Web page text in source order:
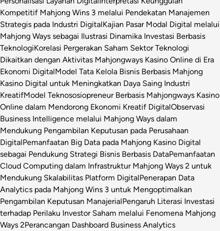
Kompetitif Mahjong Wins 3 melalui Pendekatan Manajemen
Strategis pada Industri DigitalKajian Pasar Modal Digital melalui
Mahjong Ways sebagai Ilustrasi Dinamika Investasi Berbasis
TeknologiKorelasi Pergerakan Saham Sektor Teknologi
Dikaitkan dengan Aktivitas Mahjongways Kasino Online di Era
Ekonomi DigitalModel Tata Kelola Bisnis Berbasis Mahjong
Kasino Digital untuk Meningkatkan Daya Saing Industri
KreatifModel Teknososiopreneur Berbasis Mahjongways Kasino
Online dalam Mendorong Ekonomi Kreatif DigitalObservasi
Business Intelligence melalui Mahjong Ways dalam
Mendukung Pengambilan Keputusan pada Perusahaan
DigitalPemanfaatan Big Data pada Mahjong Kasino Digital
sebagai Pendukung Strategi Bisnis Berbasis DataPemanfaatan
Cloud Computing dalam Infrastruktur Mahjong Ways 2 untuk
Mendukung Skalabilitas Platform DigitalPenerapan Data
Analytics pada Mahjong Wins 3 untuk Mengoptimalkan
Pengambilan Keputusan ManajerialPengaruh Literasi Investasi
terhadap Perilaku Investor Saham melalui Fenomena Mahjong
Ways 2Perancangan Dashboard Business Analytics